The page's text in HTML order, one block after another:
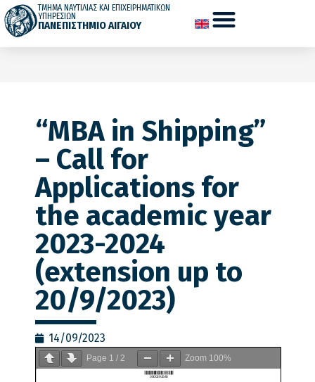
ΤΜΗΜΑ ΝΑΥΤΙΛΙΑΣ ΚΑΙ ΕΠΙΧΕΙΡΗΜΑΤΙΚΩΝ
ΥΠΗΡΕΣΙΩΝ
ΠΑΝΕΠΙΣΤΗΜΙΟ ΑΙΓΑΙΟΥ
“MBA in Shipping”
– Call for
Applications for
the academic year
2023-2024
(extension up to
20/9/2023)
14/09/2023
Page 1 / 2 Zoom 100%